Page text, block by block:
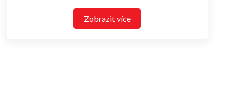
CO TĚ U NÁS ČEKÁ?
Zobrazit více